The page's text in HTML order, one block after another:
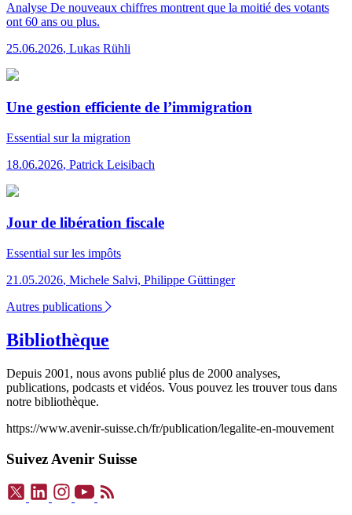
Analyse De nouveaux chiffres montrent que la moitié des votants
ont 60 ans ou plus.
25.06.2026, Lukas Rühli
Une gestion efficiente de l’immigration
Essential sur la migration
18.06.2026, Patrick Leisibach
Jour de libération fiscale
Essential sur les impôts
21.05.2026, Michele Salvi, Philippe Güttinger
Autres publications
Bibliothèque
Depuis 2001, nous avons publié plus de 2000 analyses,
publications, podcasts et vidéos. Vous pouvez les trouver tous dans
notre bibliothèque.
https://www.avenir-suisse.ch/fr/publication/legalite-en-mouvement
Suivez Avenir Suisse